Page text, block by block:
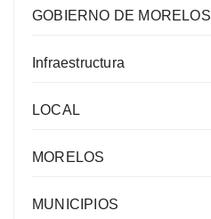
GOBIERNO DE MORELOS
Infraestructura
LOCAL
MORELOS
MUNICIPIOS